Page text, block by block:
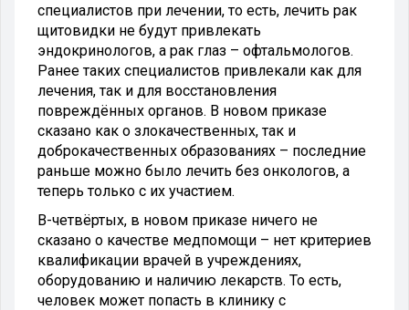
специалистов при лечении, то есть, лечить рак
щитовидки не будут привлекать
эндокринологов, а рак глаз – офтальмологов.
Ранее таких специалистов привлекали как для
лечения, так и для восстановления
повреждённых органов. В новом приказе
сказано как о злокачественных, так и
доброкачественных образованиях – последние
раньше можно было лечить без онкологов, а
теперь только с их участием.
В-четвёртых, в новом приказе ничего не
сказано о качестве медпомощи – нет критериев
квалификации врачей в учреждениях,
оборудованию и наличию лекарств. То есть,
человек может попасть в клинику с